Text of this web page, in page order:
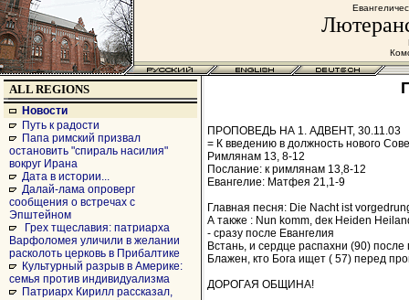
ALL REGIONS
Новости
Путь к радости
Папа римский призвал
остановить "спираль насилия"
вокруг Ирана
Дата в истории...
Далай-лама опроверг
сообщения о встречах с
Эпштейном
Грех тщеславия: патриарха
Варфоломея уличили в желании
расколоть церковь в Прибалтике
Культурный разрыв в Америке:
семья против индивидуализма
Патриарх Кирилл рассказал,
ПРОПОВЕДЬ НА 1. АДВЕНТ, 30.11.03
= К введению в должность нового
Римлянам 13, 8-12
Послание: к римлянам 13,8-12
Евангелие: Матфея 21,1-9
Главная песня: Die Nacht ist
А также : Nun komm, deк Heiden
- сразу после Евангелия
Встань, и сердце распахни (90) после
Блажен, кто Бога ищет ( 57) перед
ДОРОГАЯ ОБЩИНА!